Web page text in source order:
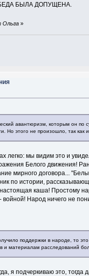
БЫЛА ДОПУЩЕНА.
Ольга»
авантюризм, которым он по
Но этого не произошло, так
легко: мы видим это и
Белого движения!
мирного договора...
по истории,
каша! Простому
Народ ничего не
поддержки в народе, то
и материалам расследований
я подчеркиваю это,